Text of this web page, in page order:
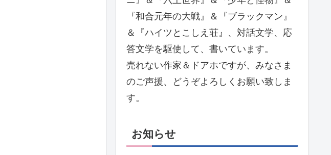
『和合元年の大戦』＆『ブラックマン』
＆『ハイツとこしえ荘』、対話文学、応
答文学を駆使して、書いています。
売れない作家＆ドアホですが、みなさま
のご声援、どうぞよろしくお願い致しま
す。
お知らせ